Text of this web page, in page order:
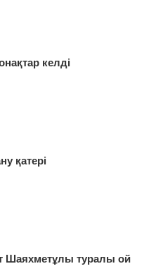
келді
қатері
Шаяхметұлы туралы ой